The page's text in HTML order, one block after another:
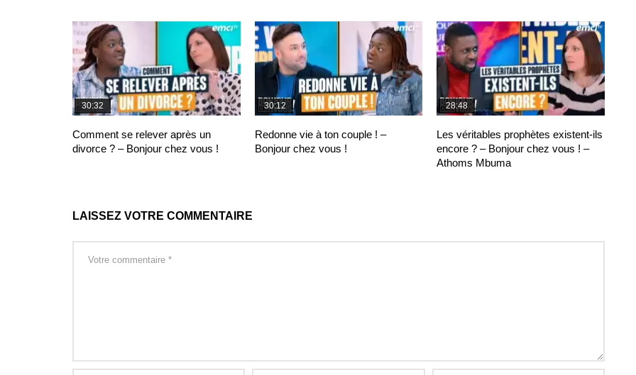
30:32
Comment se relever après un
divorce ? – Bonjour chez vous !
30:12
Redonne vie à ton couple ! –
Bonjour chez vous !
28:48
Les véritables prophètes existent-ils
encore ? – Bonjour chez vous ! –
Athoms Mbuma
LAISSEZ VOTRE COMMENTAIRE